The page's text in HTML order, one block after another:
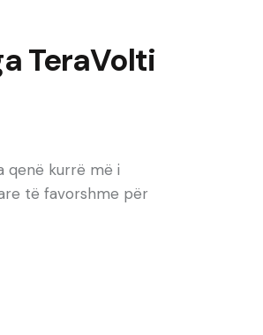
TeraVolti
qenë kurrë më i
të favorshme për